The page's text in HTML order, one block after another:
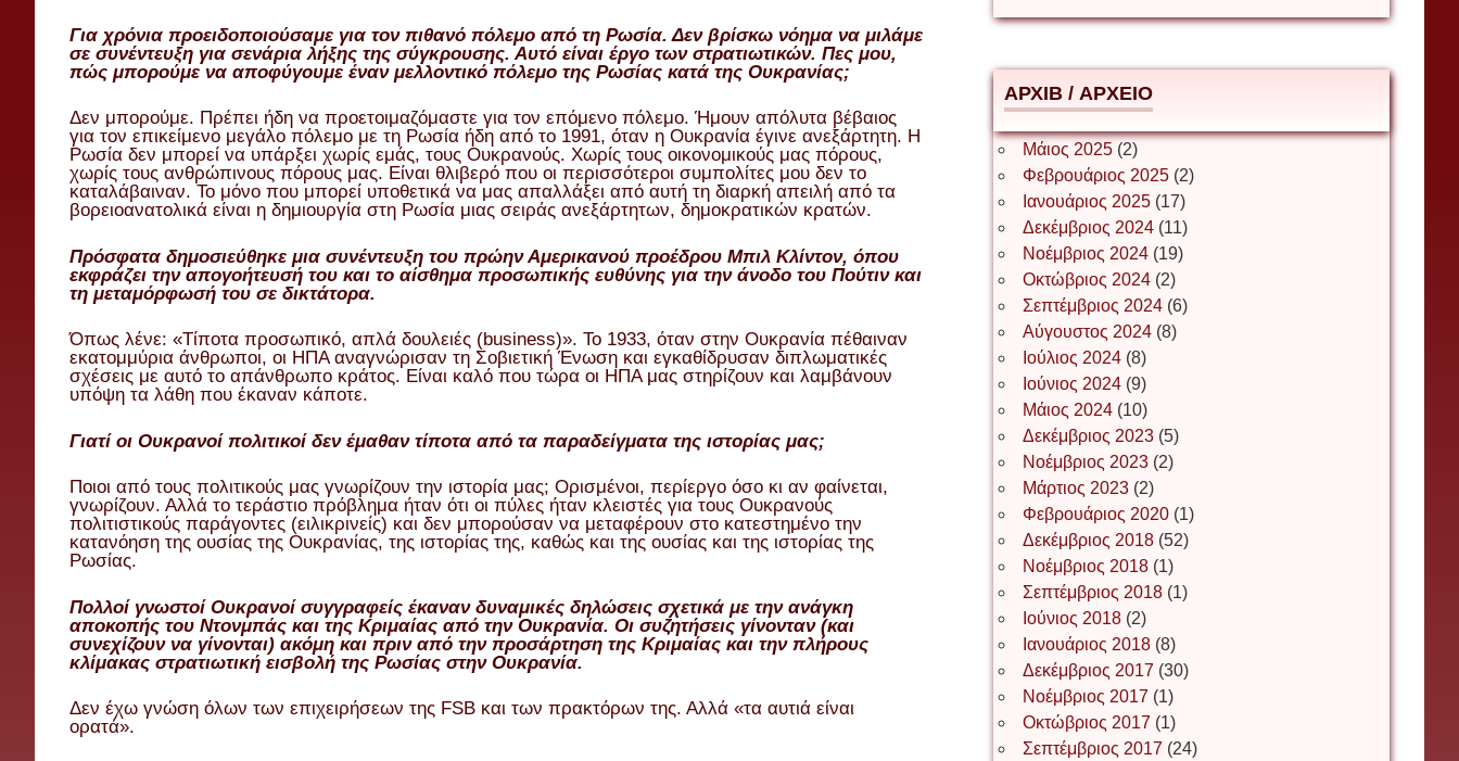
Για χρόνια προειδοποιούσαμε για τον πιθανό πόλεμο από τη Ρωσία. Δεν βρίσκω νόημα να μιλάμε
σε συνέντευξη για σενάρια λήξης της σύγκρουσης. Αυτό είναι έργο των στρατιωτικών. Πες μου,
πώς μπορούμε να αποφύγουμε έναν μελλοντικό πόλεμο της Ρωσίας κατά της Ουκρανίας;
Δεν μπορούμε. Πρέπει ήδη να προετοιμαζόμαστε για τον επόμενο πόλεμο. Ήμουν απόλυτα βέβαιος
για τον επικείμενο μεγάλο πόλεμο με τη Ρωσία ήδη από το 1991, όταν η Ουκρανία έγινε ανεξάρτητη. Η
Ρωσία δεν μπορεί να υπάρξει χωρίς εμάς, τους Ουκρανούς. Χωρίς τους οικονομικούς μας πόρους,
χωρίς τους ανθρώπινους πόρους μας. Είναι θλιβερό που οι περισσότεροι συμπολίτες μου δεν το
καταλάβαιναν. Το μόνο που μπορεί υποθετικά να μας απαλλάξει από αυτή τη διαρκή απειλή από τα
βορειοανατολικά είναι η δημιουργία στη Ρωσία μιας σειράς ανεξάρτητων, δημοκρατικών κρατών.
Πρόσφατα δημοσιεύθηκε μια συνέντευξη του πρώην Αμερικανού προέδρου Μπιλ Κλίντον, όπου
εκφράζει την απογοήτευσή του και το αίσθημα προσωπικής ευθύνης για την άνοδο του Πούτιν και
τη μεταμόρφωσή του σε δικτάτορα.
Όπως λένε: «Τίποτα προσωπικό, απλά δουλειές (business)». Το 1933, όταν στην Ουκρανία πέθαιναν
εκατομμύρια άνθρωποι, οι ΗΠΑ αναγνώρισαν τη Σοβιετική Ένωση και εγκαθίδρυσαν διπλωματικές
σχέσεις με αυτό το απάνθρωπο κράτος. Είναι καλό που τώρα οι ΗΠΑ μας στηρίζουν και λαμβάνουν
υπόψη τα λάθη που έκαναν κάποτε.
Γιατί οι Ουκρανοί πολιτικοί δεν έμαθαν τίποτα από τα παραδείγματα της ιστορίας μας;
Ποιοι από τους πολιτικούς μας γνωρίζουν την ιστορία μας; Ορισμένοι, περίεργο όσο κι αν φαίνεται,
γνωρίζουν. Αλλά το τεράστιο πρόβλημα ήταν ότι οι πύλες ήταν κλειστές για τους Ουκρανούς
πολιτιστικούς παράγοντες (ειλικρινείς) και δεν μπορούσαν να μεταφέρουν στο κατεστημένο την
κατανόηση της ουσίας της Ουκρανίας, της ιστορίας της, καθώς και της ουσίας και της ιστορίας της
Ρωσίας.
Πολλοί γνωστοί Ουκρανοί συγγραφείς έκαναν δυναμικές δηλώσεις σχετικά με την ανάγκη
αποκοπής του Ντονμπάς και της Κριμαίας από την Ουκρανία. Οι συζητήσεις γίνονταν (και
συνεχίζουν να γίνονται) ακόμη και πριν από την προσάρτηση της Κριμαίας και την πλήρους
κλίμακας στρατιωτική εισβολή της Ρωσίας στην Ουκρανία.
Δεν έχω γνώση όλων των επιχειρήσεων της FSB και των πρακτόρων της. Αλλά «τα αυτιά είναι
ορατά».
Δημήτριος Ζακοντινός
ΕΥΑΓΓΕΛΟΣ ΜΩΚΟΣ
Ιωάννης Σ. Παπαφλωράτος
ΝΙΚΟΣ ΓΑΤΟΣ
Νίκος Λυγερός
Іван Буртик
Іван Наконечний
АРХІВ / ΑΡΧΕΙΟ
Μάιος 2025 (2)
Φεβρουάριος 2025 (2)
Ιανουάριος 2025 (17)
Δεκέμβριος 2024 (11)
Νοέμβριος 2024 (19)
Οκτώβριος 2024 (2)
Σεπτέμβριος 2024 (6)
Αύγουστος 2024 (8)
Ιούλιος 2024 (8)
Ιούνιος 2024 (9)
Μάιος 2024 (10)
Δεκέμβριος 2023 (5)
Νοέμβριος 2023 (2)
Μάρτιος 2023 (2)
Φεβρουάριος 2020 (1)
Δεκέμβριος 2018 (52)
Νοέμβριος 2018 (1)
Σεπτέμβριος 2018 (1)
Ιούνιος 2018 (2)
Ιανουάριος 2018 (8)
Δεκέμβριος 2017 (30)
Νοέμβριος 2017 (1)
Οκτώβριος 2017 (1)
Σεπτέμβριος 2017 (24)